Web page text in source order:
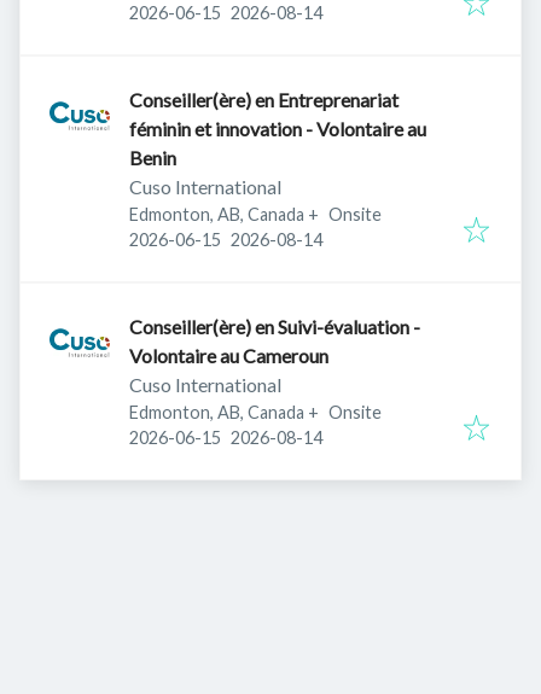
Published:
2026-06-15 Expires:
2026-08-14
Conseiller(ère) en Entreprenariat
féminin et innovation - Volontaire au
Benin
Cuso International
Edmonton, AB, Canada + Onsite
Published:
2026-06-15 Expires:
2026-08-14
Conseiller(ère) en Suivi-évaluation -
Volontaire au Cameroun
Cuso International
Edmonton, AB, Canada + Onsite
Published:
2026-06-15 Expires:
2026-08-14